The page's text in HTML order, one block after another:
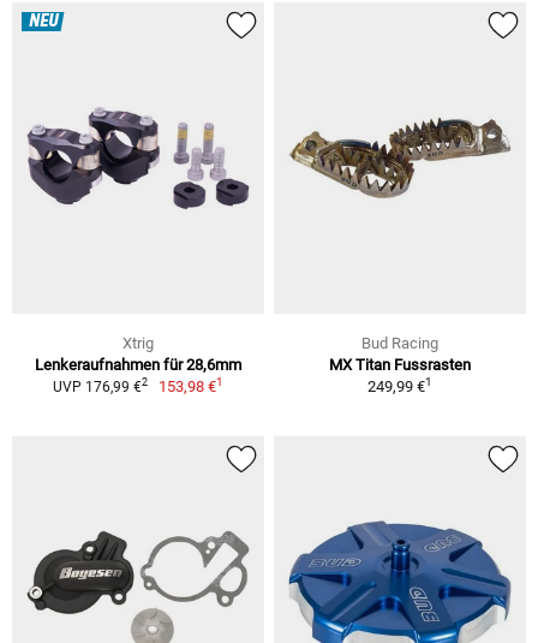
NEU
Xtrig
Lenkeraufnahmen für 28,6mm
UVP 176,99 €2 153,98 €1
Bud Racing
MX Titan Fussrasten
249,99 €1